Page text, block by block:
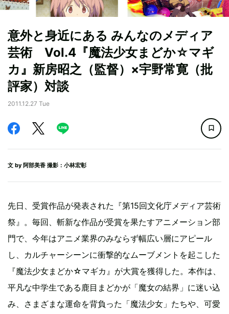
意外と身近にある みんなのメディア
芸術 Vol.4『魔法少女まどか☆マギ
カ』新房昭之（監督）×宇野常寛（批
評家）対談
2011.12.27 Tue
文 by 阿部美香 撮影：小林宏彰
先日、受賞作品が発表された『第15回文化庁メディア芸術
祭』。毎回、斬新な作品が受賞を果たすアニメーション部
門で、今年はアニメ業界のみならず幅広い層にアピール
し、カルチャーシーンに衝撃的なムーブメントを起こした
『魔法少女まどか☆マギカ』が大賞を獲得した。本作は、
平凡な中学生である鹿目まどかが「魔女の結界」に迷い込
み、さまざまな運命を背負った「魔法少女」たちや、可愛